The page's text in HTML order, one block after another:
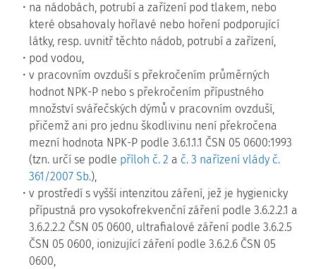
na nádobách, potrubí a zařízení pod tlakem, nebo
které obsahovaly hořlavé nebo hoření podporující
látky, resp. uvnitř těchto nádob, potrubí a zařízení,
pod vodou,
v pracovním ovzduší s překročením průměrných
hodnot NPK-P nebo s překročením přípustného
množství svářečských dýmů v pracovním ovzduší,
přičemž ani pro jednu škodlivinu není překročena
mezní hodnota NPK-P podle 3.6.1.1.1 ČSN 05 0600:1993
(tzn. určí se podle příloh č. 2 a č. 3 nařízení vlády č.
361/2007 Sb.),
v prostředí s vyšší intenzitou záření, jež je hygienicky
přípustná pro vysokofrekvenční záření podle 3.6.2.2.1 a
3.6.2.2.2 ČSN 05 0600, ultrafialové záření podle 3.6.2.5
ČSN 05 0600, ionizující záření podle 3.6.2.6 ČSN 05
0600,